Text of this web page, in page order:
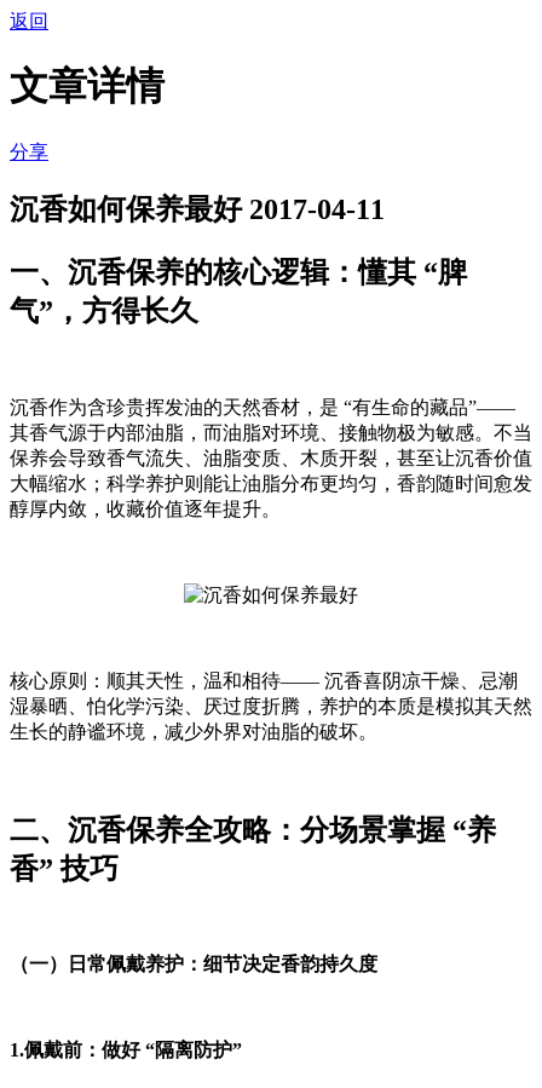
返回
文章详情
分享
沉香如何保养最好2017-04-11
一、沉香保养的核心逻辑：懂其 “脾
气”，方得长久
沉香作为含珍贵挥发油的天然香材，是 “有生命的藏品”——
其香气源于内部油脂，而油脂对环境、接触物极为敏感。不当
保养会导致香气流失、油脂变质、木质开裂，甚至让沉香价值
大幅缩水；科学养护则能让油脂分布更均匀，香韵随时间愈发
醇厚内敛，收藏价值逐年提升。
核心原则：顺其天性，温和相待—— 沉香喜阴凉干燥、忌潮
湿暴晒、怕化学污染、厌过度折腾，养护的本质是模拟其天然
生长的静谧环境，减少外界对油脂的破坏。
二、沉香保养全攻略：分场景掌握 “养
香” 技巧
（一）日常佩戴养护：细节决定香韵持久度
1.佩戴前：做好 “隔离防护”